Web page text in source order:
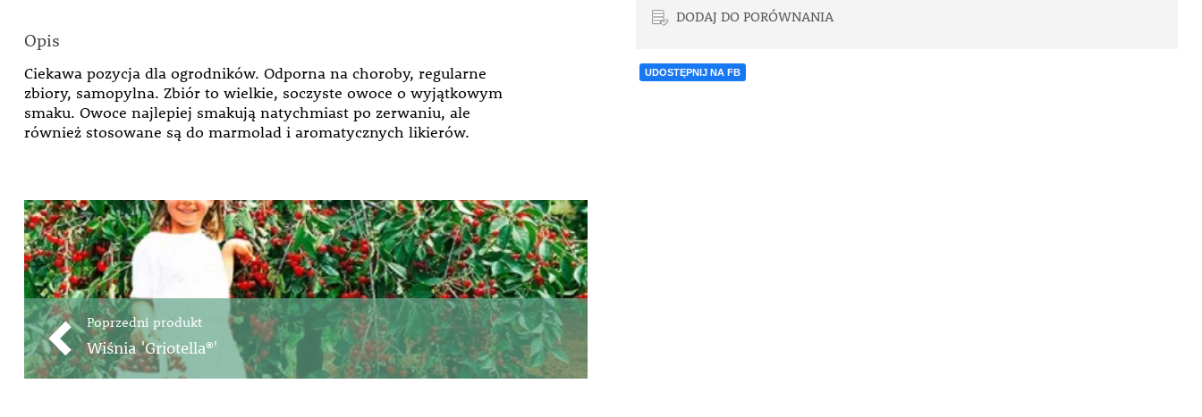
Opis
Ciekawa pozycja dla ogrodników. Odporna na choroby, regularne
zbiory, samopylna. Zbiór to wielkie, soczyste owoce o wyjątkowym
smaku. Owoce najlepiej smakują natychmiast po zerwaniu, ale
również stosowane są do marmolad i aromatycznych likierów.
DODAJ DO PORÓWNANIA
UDOSTĘPNIJ NA FB
Poprzedni produkt
Wiśnia 'Griotella®'